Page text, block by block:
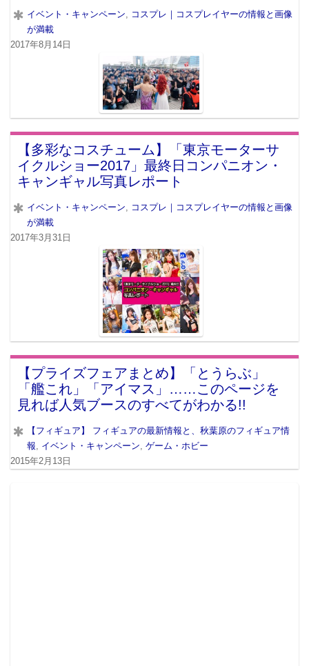
イベント・キャンペーン
コスプレ｜コスプレイヤーの情報と画像
が満載
2017年8月14日
【多彩なコスチューム】「東京モーターサ
イクルショー2017」最終日コンパニオン・
キャンギャル写真レポート
イベント・キャンペーン, コスプレ｜コスプレイヤーの情報と画像
が満載
2017年3月31日
【プライズフェアまとめ】「とうらぶ」
「艦これ」「アイマス」……このページを
見れば人気ブースのすべてがわかる!!
【フィギュア】 フィギュアの最新情報と、秋葉原のフィギュア情
報, イベント・キャンペーン, ゲーム・ホビー
2015年2月13日